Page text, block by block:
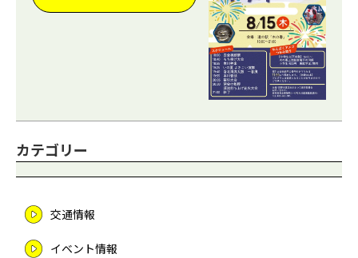
カテゴリー
交通情報
イベント情報